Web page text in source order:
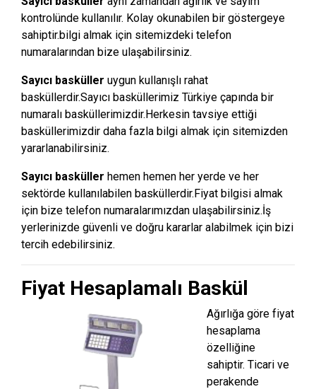
kontrolünde kullanılır. Kolay okunabilen bir göstergeye
sahiptir.bilgi almak için sitemizdeki telefon
numaralarından bize ulaşabilirsiniz.
Sayıcı basküller uygun kullanışlı rahat
basküllerdir.Sayıcı basküllerimiz Türkiye çapında bir
numaralı basküllerimizdir.Herkesin tavsiye ettiği
basküllerimizdir daha fazla bilgi almak için sitemizden
yararlanabilirsiniz.
Sayıcı basküller hemen hemen her yerde ve her
sektörde kullanılabilen basküllerdir.Fiyat bilgisi almak
için bize telefon numaralarımızdan ulaşabilirsiniz.İş
yerlerinizde güvenli ve doğru kararlar alabilmek için bizi
tercih edebilirsiniz.
Fiyat Hesaplamalı Baskül
Ağırlığa göre fiyat
hesaplama
özelliğine
sahiptir. Ticari ve
perakende